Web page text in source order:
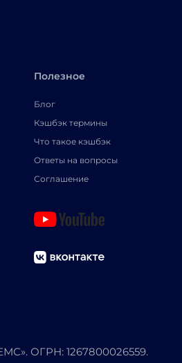
Полезное
Блог
Кэшбэк термины
Что такое кэшбэк
Ответы на вопросы
Соглашение
ОГРН: 1267800026559.